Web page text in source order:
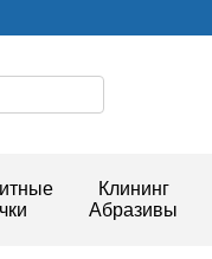
Клининг
Абразивы